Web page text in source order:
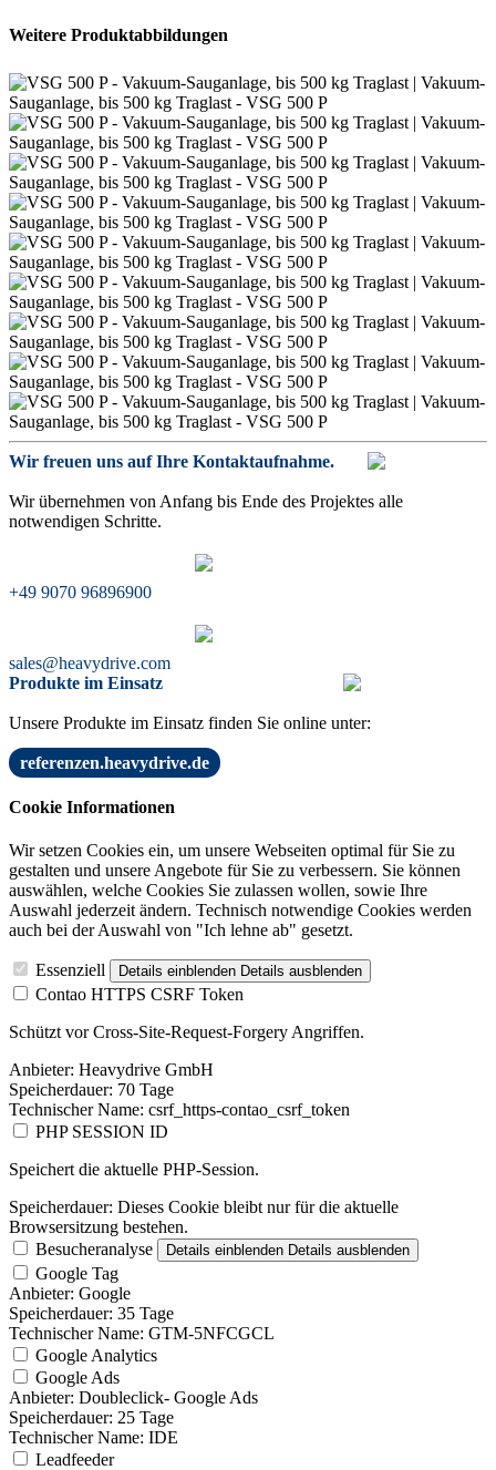
Weitere Produktabbildungen
Wir freuen uns auf Ihre Kontaktaufnahme.
Wir übernehmen von Anfang bis Ende des Projektes alle
notwendigen Schritte.
+49 9070 96896900
sales@heavydrive.com
Produkte im Einsatz
Unsere Produkte im Einsatz finden Sie online unter:
referenzen.heavydrive.de
Cookie Informationen
Wir setzen Cookies ein, um unsere Webseiten optimal für Sie zu
gestalten und unsere Angebote für Sie zu verbessern. Sie können
auswählen, welche Cookies Sie zulassen wollen, sowie Ihre
Auswahl jederzeit ändern. Technisch notwendige Cookies werden
auch bei der Auswahl von "Ich lehne ab" gesetzt.
Essenziell Details einblenden Details ausblenden
Contao HTTPS CSRF Token
Schützt vor Cross-Site-Request-Forgery Angriffen.
Anbieter: Heavydrive GmbH
Speicherdauer: 70 Tage
Technischer Name: csrf_https-contao_csrf_token
PHP SESSION ID
Speichert die aktuelle PHP-Session.
Speicherdauer: Dieses Cookie bleibt nur für die aktuelle
Browsersitzung bestehen.
Besucheranalyse
Details einblenden Details ausblenden
Google Tag
Anbieter: Google
Speicherdauer: 35 Tage
Technischer Name: GTM-5NFCGCL
Google Analytics
Google Ads
Anbieter: Doubleclick- Google Ads
Speicherdauer: 25 Tage
Technischer Name: IDE
Leadfeeder